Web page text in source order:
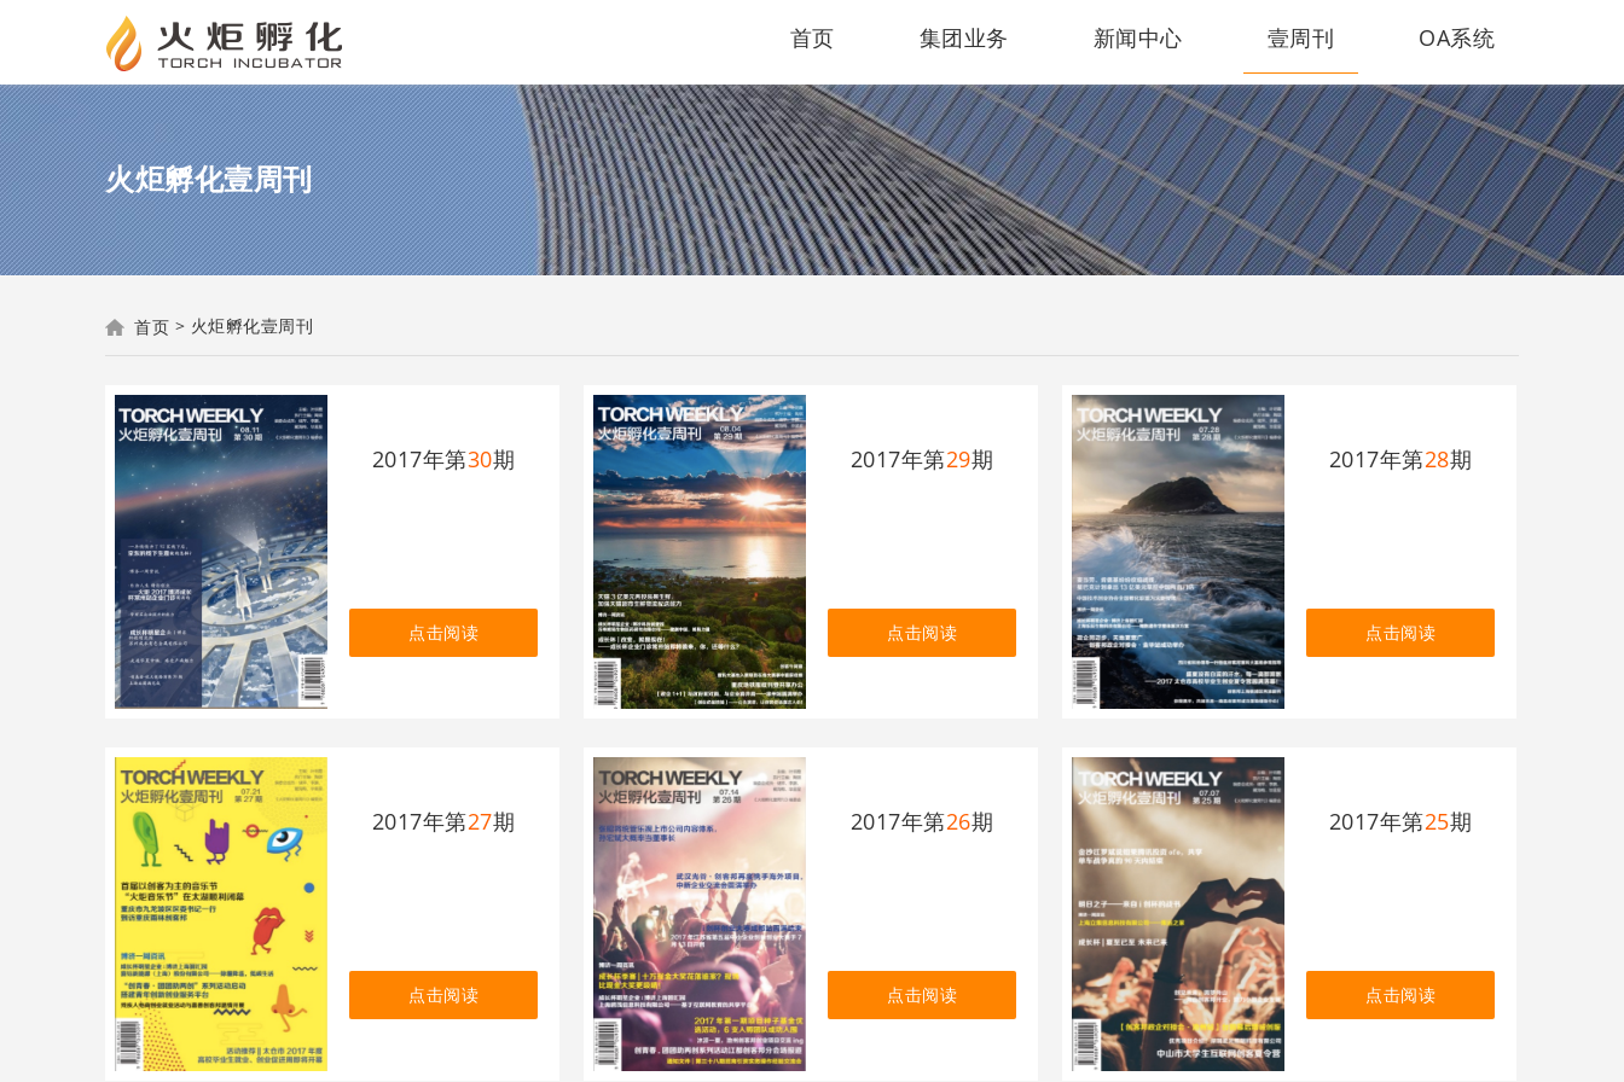
首页 集团业务 新闻中心 壹周刊 OA系统
火炬孵化壹周刊
首页 > 火炬孵化壹周刊
2017年第30期
点击阅读
2017年第29期
点击阅读
2017年第28期
点击阅读
2017年第27期
点击阅读
2017年第26期
点击阅读
2017年第25期
点击阅读